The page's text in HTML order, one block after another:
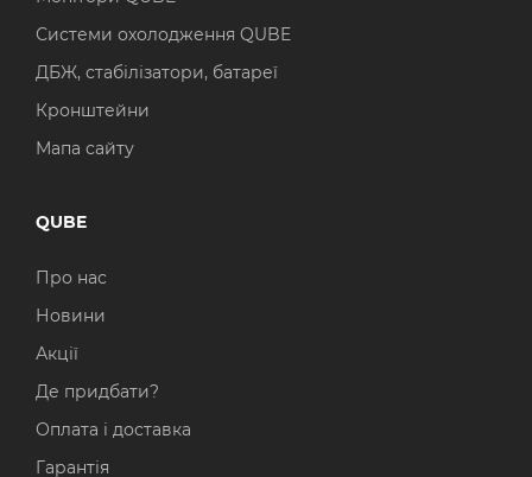
Системи охолодження QUBE
ДБЖ, стабілізатори, батареї
Кронштейни
Мапа сайту
QUBE
Про нас
Новини
Акції
Де придбати?
Оплата і доставка
Гарантія